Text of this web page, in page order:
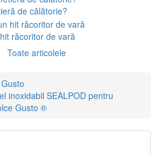
de călătorie?
răcoritor de vară
Toate articolele
inoxidabil SEALPOD pentru
Gusto ®